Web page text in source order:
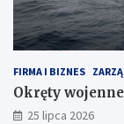
FIRMA I BIZNES
Okręty
25 lipca 2026